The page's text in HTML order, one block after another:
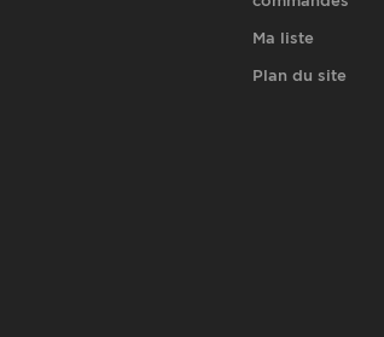
Ma liste
Plan du site